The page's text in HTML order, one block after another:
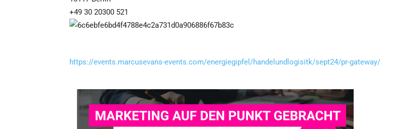
+49 30 20300 521
https://events.marcusevans-events.com/energiegipfel/handelundlogisitk/sept24/pr-gateway/